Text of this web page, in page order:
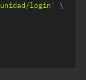
login'